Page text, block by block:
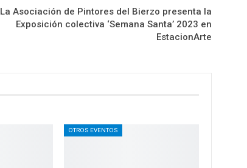
La Asociación de Pintores del Bierzo presenta la
Exposición colectiva ‘Semana Santa’ 2023 en
EstacionArte
OTROS EVENTOS